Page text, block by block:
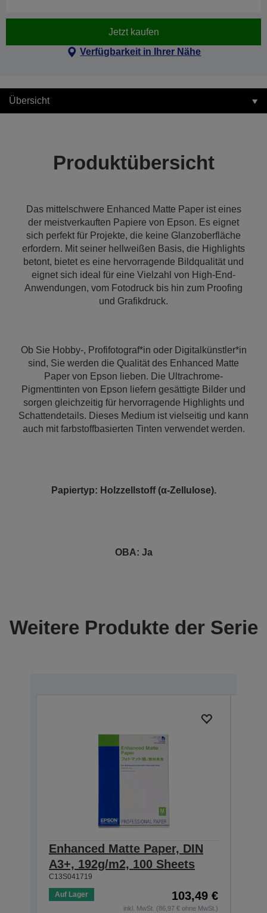
Jetzt kaufen
Verfügbarkeit in Ihrer Nähe
Übersicht
Produktübersicht
Das mittelschwere Enhanced Matte Paper ist eines
der meistverkauften Papiere von Epson. Es eignet
sich perfekt für Projekte, die keine Glanzoberfläche
erfordern. Mit seiner hellweißen Basis, die Highlights
betont, bietet es eine hervorragende Bildqualität und
eignet sich ideal für eine Vielzahl von High-End-
Anwendungen, vom Fotodruck bis hin zum Proofing
und Grafikdruck.
Ob Sie Hobby-, Profifotograf*in oder Digitalkünstler*in
sind, Sie werden die Qualität des Enhanced Matte
Paper von Epson lieben. Die Ultrachrome-
Pigmenttinten von Epson liefern gesättigte Bilder und
sorgen gleichzeitig für hervorragende Highlights und
Schattendetails. Dieses Medium ist vielseitig und kann
auch mit farbstoffbasierten Tinten verwendet werden.
Papiertyp: Holzzellstoff (α-Zellulose).
OBA: Ja
Weitere Produkte der Serie
Enhanced Matte Paper, DIN
A3+, 192g/m2, 100 Sheets
C13S041719
Auf Lager 103,49 €
inkl. MwSt. (86,97 € ohne MwSt.)